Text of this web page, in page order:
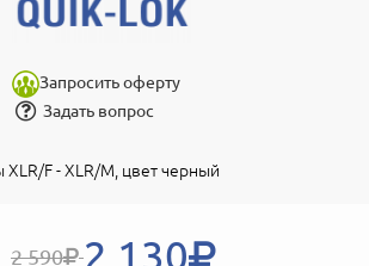
Запросить оферту
Задать вопрос
F - XLR/M, цвет черный
2 590 2 130